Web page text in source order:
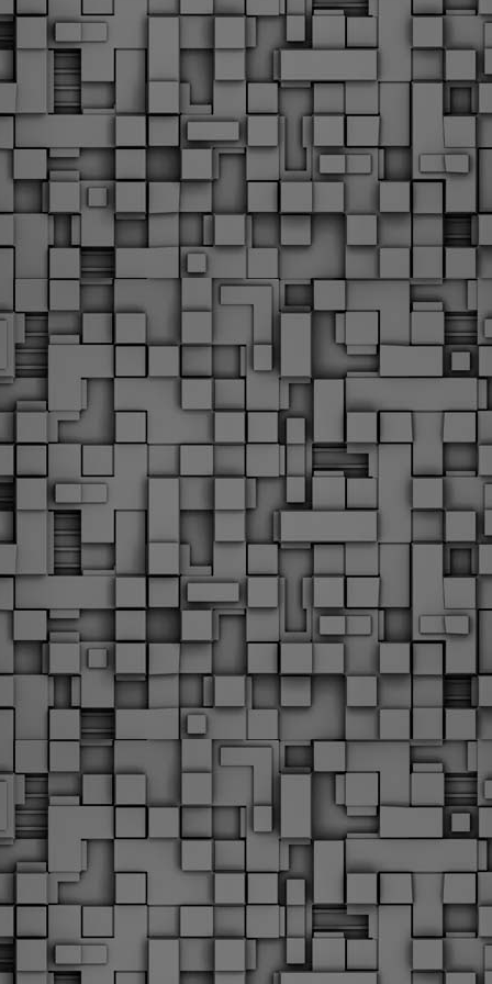
μέρες ζει ο "οργανισμός" της Δημοτικής Αστυνομίας!
θυμίσουμε ότι κανονικές προσλήψεις στην Δημοτική
έχουν να γίνουν από το 2010. Δεκαέξι ολόκληρα
Και βέβαια, ακόμη και με αυτές τις προσλήψεις, δεν
ούτε τα 2/3 των Δημοτικών Αστυνομικών που
το 2013 προ της κατάργησης της υπηρεσίας με
του σημερινού πρωθυπουργού Κυριάκου Μητσοτάκη. Ας
Δημοτική Αστυνομία Θεσσαλονίκης: Διμηνιαίος
απολογισμός ελέγχων τήρησης νομοθεσίας
απολογισμό των δράσεων ελέγχου για τα ζώα συντροφιάς
το δίμηνο Ιανουαρίου – Φεβρουαρίου 2026 παρουσιάζει η
Αστυνομία Θεσσαλονίκης, με στόχο την προστασία των
και την ομαλή συμβίωση στην πόλη.
ΣτΕ: Οριστική απόρριψη της επαναφοράς του 13ου
και 14ου μισθού για τους δημοσίους υπαλλήλους
Με την απόφαση αυτή, το ΣτΕ απορρίπτει οριστικά τις
των δημοσίων υπαλλήλων για επαναφορά των
επικυρώνοντας την τρέχουσα κατάσταση παρά τις
της ΑΔΕΔΥ
ΣτΕ απέρριψε οριστικά την προσφυγή της ΑΔΕΔΥ και ενός
για την επαναφορά των δώρων Χριστουγέννων,
και θερινής άδειας (13ος και 14ος μισθός) στους
του δημόσιου τομέα, κλείνοντας μια μακρά
δεκαετιών που αφορούσε τις μνημονιακές περικοπές.
Γνωστοποίηση έκδοσης οριστικών αποτελεσμάτων –
Παροχή οδηγιών.
κατεβάστε την πολυαναμενόμενη εγκύκλιο του Υπ.
Με διαρροή 2 μέρες πριν την στάση εργασίας
ενημερώνει το ΣτΕ για την απόρριψη της επαναφοράς